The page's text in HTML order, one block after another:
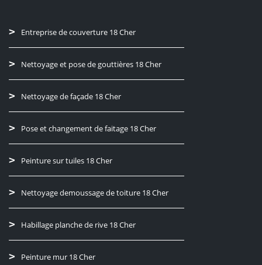
Entreprise de couverture 18 Cher
Nettoyage et pose de gouttières 18 Cher
Nettoyage de façade 18 Cher
Pose et changement de faitage 18 Cher
Peinture sur tuiles 18 Cher
Nettoyage demoussage de toiture 18 Cher
Habillage planche de rive 18 Cher
Peinture mur 18 Cher